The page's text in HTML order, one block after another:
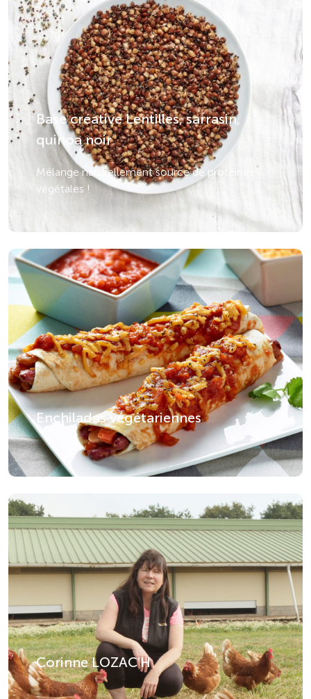
Base créative Lentilles, sarrasin,
quinoa noir
Mélange naturellement source de protéines
végétales !
Enchiladas végétariennes
Corinne LOZAC’H